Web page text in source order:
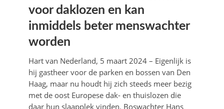
voor daklozen en kan
inmiddels beter menswachter
worden
Hart van Nederland, 5 maart 2024 – Eigenlijk is
hij gastheer voor de parken en bossen van Den
Haag, maar nu houdt hij zich steeds meer bezig
met de oost Europese dak- en thuislozen die
daar hun slaapplek vinden. Boswachter Hans